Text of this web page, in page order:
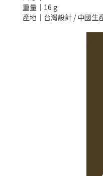
重量│16 g
產地│台灣設計 / 中國生